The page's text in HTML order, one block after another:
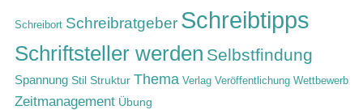
Schreibort Schreibratgeber Schreibtipps
Schriftsteller werden Selbstfindung
Spannung Stil Struktur Thema Verlag Veröffentlichung Wettbewerb
Zeitmanagement Übung